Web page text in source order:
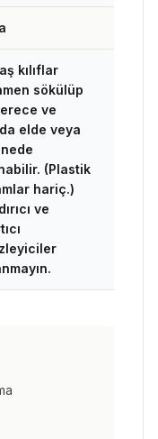
kılıflar
sökülüp
ve
elde veya
(Plastik
hariç.)
ve